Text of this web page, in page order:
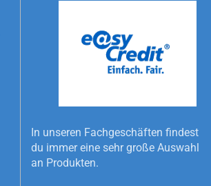
In unseren Fachgeschäften findest
du immer eine sehr große Auswahl
an Produkten.